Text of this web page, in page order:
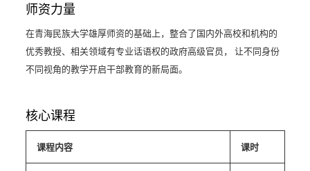
师资力量
在青海民族大学雄厚师资的基础上，整合了国内外高校和机构的
优秀教授、相关领域有专业话语权的政府高级官员， 让不同身份
不同视角的教学开启干部教育的新局面。
核心课程
课程内容 课时